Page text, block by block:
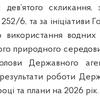
скликання,
6, та за ініціативи
використання
природного
Державного
роботи
та плани на 2026 рік.